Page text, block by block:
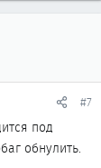
#7
под
обнулить.